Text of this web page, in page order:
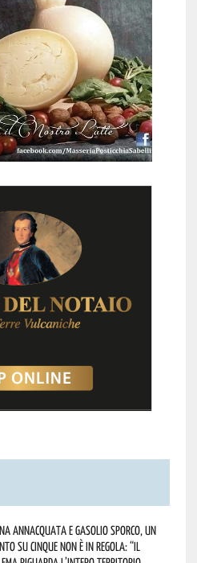
annacquata e gasolio sporco, un
su cinque non è in regola: “il